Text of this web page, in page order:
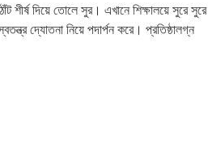
দিয়ে তোলে সুর। এখানে শিক্ষালয়ে সুরে সুরে
দ্যোতনা নিয়ে পদার্পন করে। প্রতিষ্ঠালগ্ন